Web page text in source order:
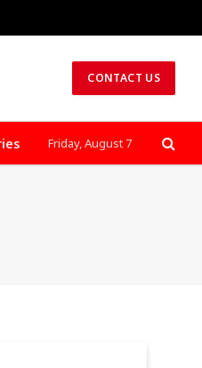
CONTACT US
Friday, August 7